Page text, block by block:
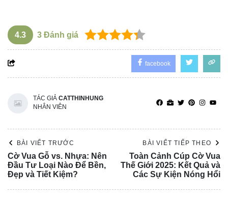
4.3 3 Đánh giá
facebook
TÁC GIẢ CATTHINHUNG
NHÂN VIÊN
BÀI VIẾT TRƯỚC
Cờ Vua Gỗ vs. Nhựa: Nên
Đầu Tư Loại Nào Để Bền,
Đẹp và Tiết Kiệm?
BÀI VIẾT TIẾP THEO
Toàn Cảnh Cúp Cờ Vua
Thế Giới 2025: Kết Quả và
Các Sự Kiện Nóng Hổi